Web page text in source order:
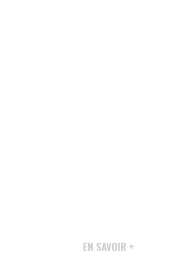
EN SAVOIR +